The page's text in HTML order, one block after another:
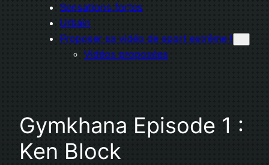
Sensations fortes
Urbain
Proposer sa vidéo de sport extrême !
Vidéos proposées
Gymkhana Episode 1 :
Ken Block